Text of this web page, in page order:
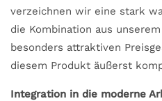
verzeichnen wir eine stark
die Kombination aus
besonders attraktiven
diesem Produkt äußerst
Integration in die moderne